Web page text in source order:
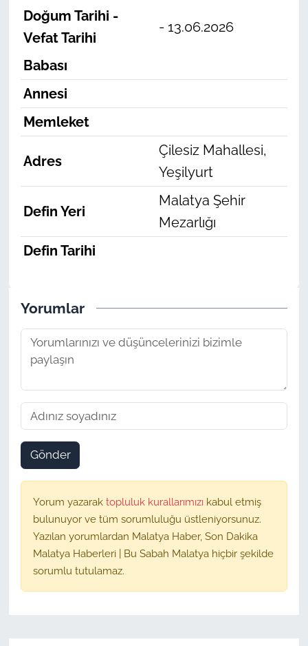
Doğum Tarihi -
Vefat Tarihi
- 13.06.2026
Babası
Annesi
Memleket
Adres
Çilesiz Mahallesi,
Yeşilyurt
Defin Yeri
Malatya Şehir
Mezarlığı
Defin Tarihi
Yorumlar
Gönder
Yorum yazarak topluluk kurallarımızı kabul etmiş
bulunuyor ve tüm sorumluluğu üstleniyorsunuz.
Yazılan yorumlardan Malatya Haber, Son Dakika
Malatya Haberleri | Bu Sabah Malatya hiçbir şekilde
sorumlu tutulamaz.